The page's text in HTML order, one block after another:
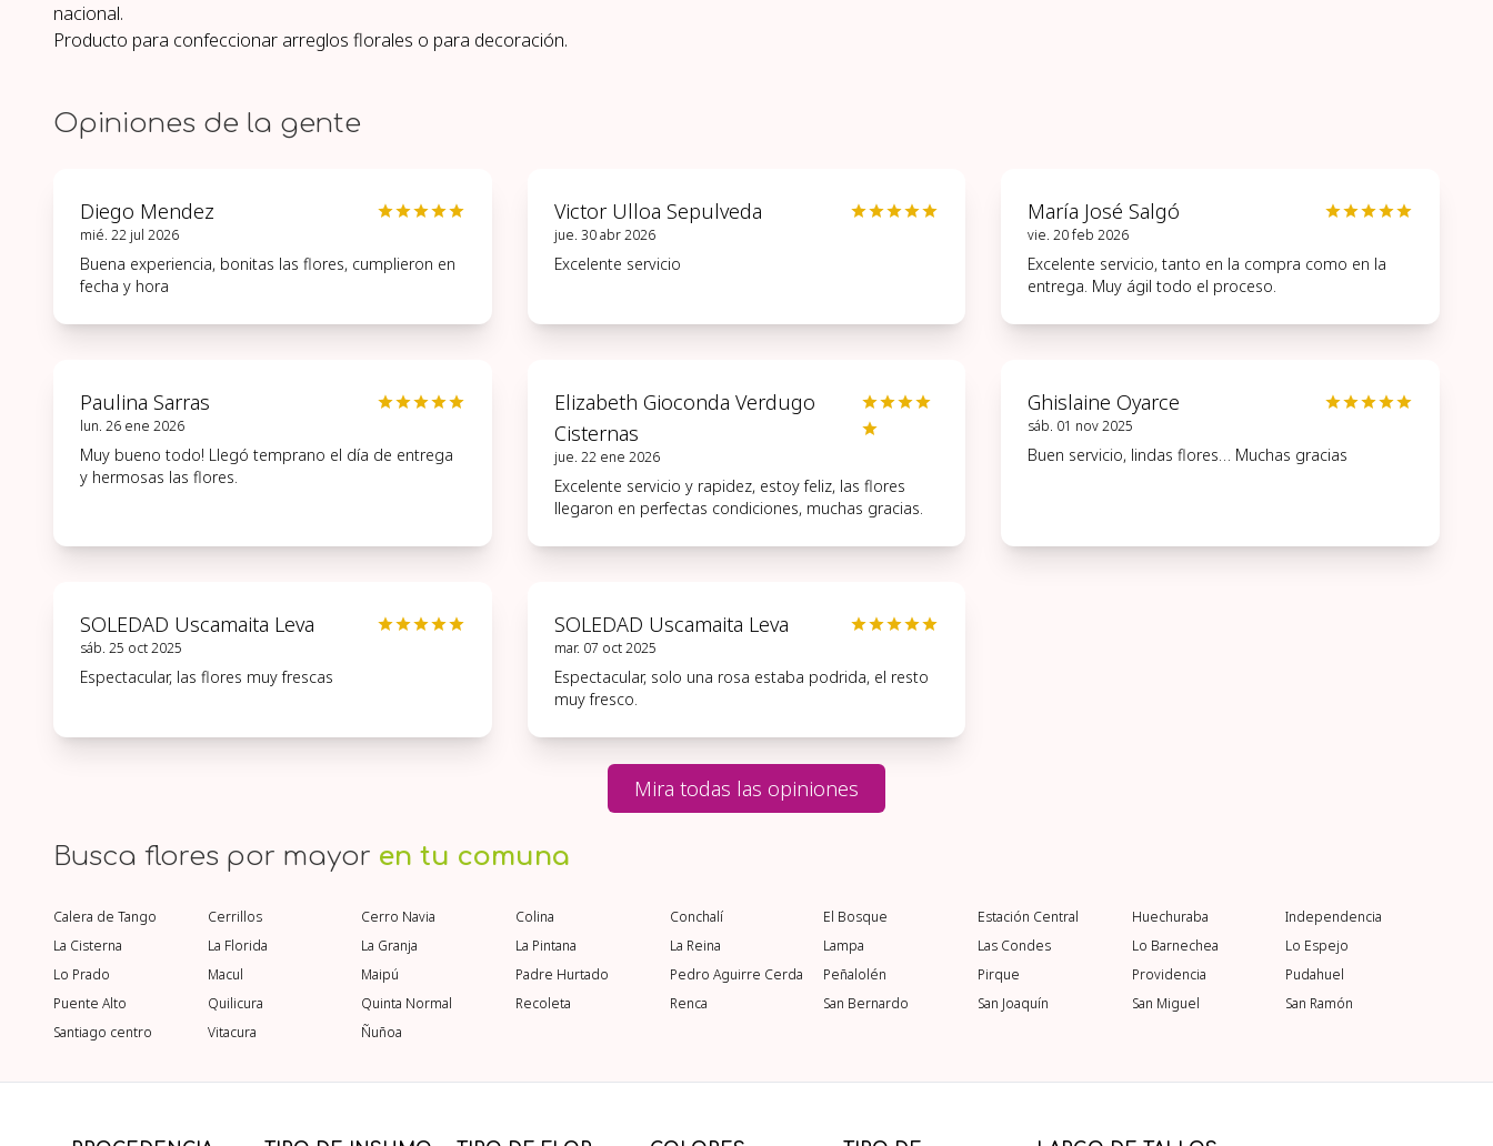
nacional.
Producto para confeccionar arreglos florales o para decoración.
Opiniones de la gente
Diego Mendez
mié. 22 jul 2026
Buena experiencia, bonitas las flores, cumplieron en
fecha y hora
Victor Ulloa Sepulveda
jue. 30 abr 2026
Excelente servicio
María José Salgó
vie. 20 feb 2026
Excelente servicio, tanto en la compra como en la
entrega. Muy ágil todo el proceso.
Paulina Sarras
lun. 26 ene 2026
Muy bueno todo! Llegó temprano el día de entrega
y hermosas las flores.
Elizabeth Gioconda Verdugo
Cisternas
jue. 22 ene 2026
Excelente servicio y rapidez, estoy feliz, las flores
llegaron en perfectas condiciones, muchas gracias.
Ghislaine Oyarce
sáb. 01 nov 2025
Buen servicio, lindas flores… Muchas gracias
SOLEDAD Uscamaita Leva
sáb. 25 oct 2025
Espectacular, las flores muy frescas
SOLEDAD Uscamaita Leva
mar. 07 oct 2025
Espectacular, solo una rosa estaba podrida, el resto
muy fresco.
Mira todas las opiniones
Busca flores por mayor en tu comuna
Calera de Tango Cerrillos Cerro Navia Colina Conchalí El Bosque Estación Central Huechuraba
Independencia
La Cisterna
La Florida La Granja La Pintana La Reina Lampa Las Condes Lo Barnechea
Lo Espejo
Lo Prado
Macul Maipú Padre Hurtado Pedro Aguirre Cerda Peñalolén Pirque Providencia
Pudahuel
Puente Alto
Quilicura Quinta Normal Recoleta Renca San Bernardo San Joaquín San Miguel
San Ramón
Santiago centro
Vitacura Ñuñoa